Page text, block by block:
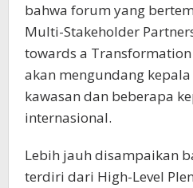
bahwa forum yang
Multi-Stakeholder
towards a Transformation
akan mengundang
kawasan dan beberapa
internasional.​
Lebih jauh disampaikan
terdiri dari High-Level